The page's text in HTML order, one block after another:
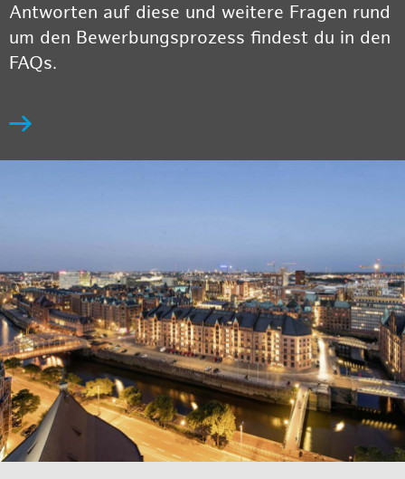
Antworten auf diese und weitere Fragen rund
um den Bewerbungsprozess findest du in den
FAQs.